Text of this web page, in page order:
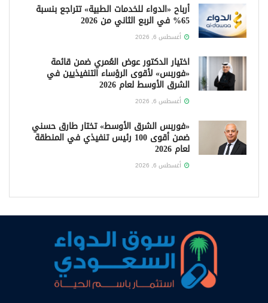
أرباح «الدواء للخدمات الطبية» تتراجع بنسبة
65% في الربع الثاني من 2026
أغسطس 6, 2026
اختيار الدكتور عوض العُمري ضمن قائمة
«فوربس» لأقوى الرؤساء التنفيذيين في
الشرق الأوسط لعام 2026
أغسطس 6, 2026
«فوربس الشرق الأوسط» تختار طارق حسني
ضمن أقوى 100 رئيس تنفيذي في المنطقة
لعام 2026
أغسطس 6, 2026